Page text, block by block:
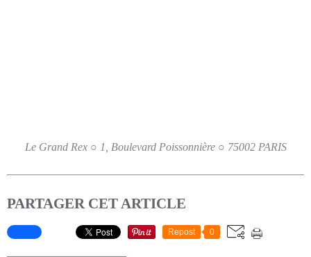
Le Grand Rex ○ 1, Boulevard Poissonnière ○ 75002 PARIS
PARTAGER CET ARTICLE
Repost 0